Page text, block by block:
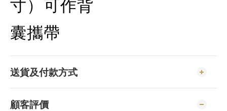
寸）可作背
囊攜帶
送貨及付款方式
顧客評價